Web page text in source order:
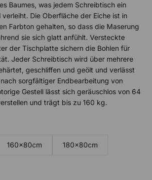
Baumes, was jedem Schreibtisch ein
Die Oberfläche der Eiche ist in
Farbton gehalten, so dass die Maserung
sie sich glatt anfühlt. Versteckte
der Tischplatte sichern die Bohlen für
Jeder Schreibtisch wird über mehrere
geschliffen und geölt und verlässt
sorgfältiger Endbearbeitung von
Gestell lässt sich geräuschlos von 64
und trägt bis zu 160 kg.
160x80cm 180x80cm